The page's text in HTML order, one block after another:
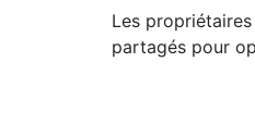
Les
partagés pour